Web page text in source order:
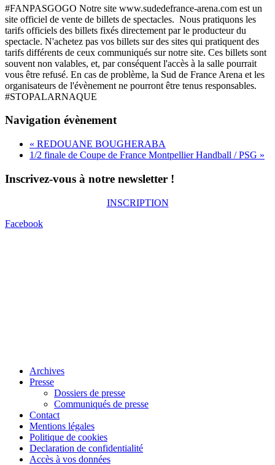
#FANPASGOGO Notre site www.sudedefrance-arena.com est un
site officiel de vente de billets de spectacles. Nous pratiquons les
tarifs officiels des billets fixés directement par le producteur du
spectacle. N'achetez pas vos billets sur des sites qui pratiquent des
tarifs différents de ceux communiqués sur notre site. Ces billets sont
souvent non valables, et, par conséquent l'accès à la salle pourrait
vous être refusé. En cas de problème, la Sud de France Arena et les
organisateurs de l'évènement ne pourront être tenus responsables.
#STOPALARNAQUE
Navigation évènement
« REDOUANE BOUGHERABA
1/2 finale de Coupe de France Montpellier Handball / PSG »
Inscrivez-vous à notre newsletter !
INSCRIPTION
Facebook
Archives
Presse
Dossiers de presse
Communiqués de presse
Contact
Mentions légales
Politique de cookies
Declaration de confidentialité
Accès à vos données